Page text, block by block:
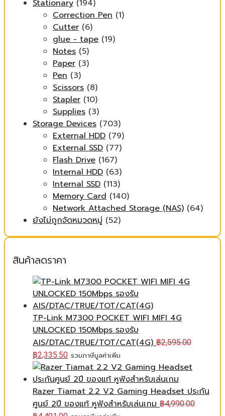
Stationary (194)
Correction Pen (1)
Cutter (6)
glue - tape (19)
Notes (5)
Paper (3)
Pen (3)
Scissors (8)
Stapler (10)
Supplies (3)
Storage Devices (703)
External HDD (79)
External SSD (77)
Flash Drive (167)
Internal HDD (63)
Internal SSD (113)
Memory Card (140)
Network Attached Storage (NAS) (64)
ยังไม่ถูกจัดหมวดหมู่ (52)
สินค้าลดราคา
TP-Link M7300 POCKET WIFI MIFI 4G
UNLOCKED 150Mbps รองรับ
AIS/DTAC/TRUE/TOT/CAT(4G) ฿2,595.00
฿2,335.50 รวมภาษีมูลค่าเพิ่ม
Razer Tiamat 2.2 V2 Gaming Headset ประกัน
ศูนย์ 2ปี ของแท้ หูฟังสำหรับเล่นเกม ฿4,990.00